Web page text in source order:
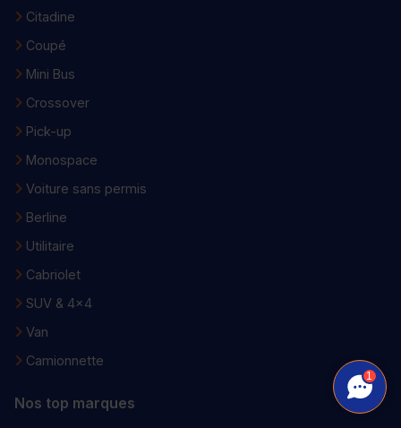
Citadine
Coupé
Mini Bus
Crossover
Pick-up
Monospace
Voiture sans permis
Berline
Utilitaire
Cabriolet
SUV & 4x4
Van
Camionnette
Nos top marques
1